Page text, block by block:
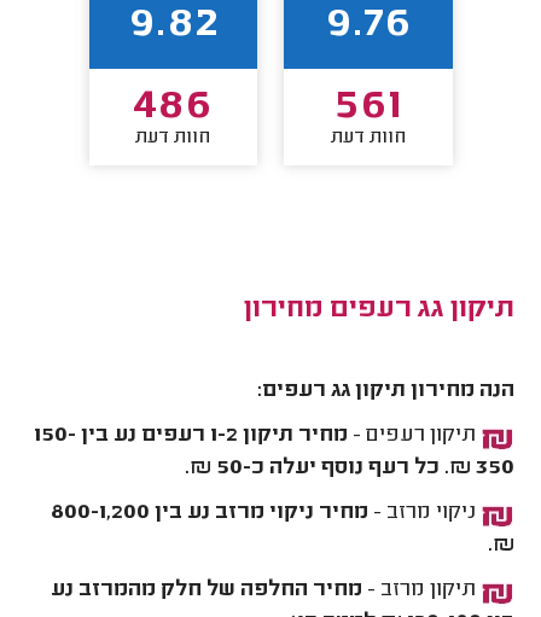
9.76
561
חוות דעת
9.82
486
חוות דעת
תיקון גג רעפים מחירון
הנה מחירון תיקון גג רעפים:
תיקון רעפים -
מחיר תיקון 1-2 רעפים נע בין 150-
350 ₪. כל רעף נוסף יעלה כ-50 ₪.
ניקוי מרזב -
מחיר ניקוי מרזב נע בין 800-1,200
₪.
תיקון מרזב - מחיר החלפה של חלק מהמרזב נע